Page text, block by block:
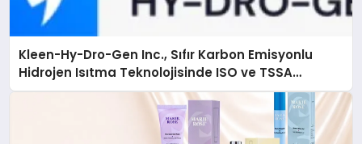
Kleen-Hy-Dro-Gen Inc., Sıfır Karbon Emisyonlu
Hidrojen Isıtma Teknolojisinde ISO ve TSSA
Düzenleyici Onaylarını Aldı